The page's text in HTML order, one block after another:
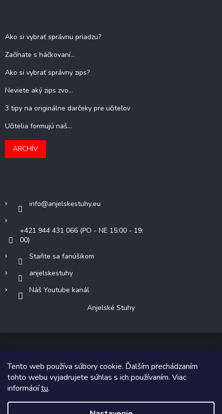
Tento web používa súbory cookie. Ďalším prechádzaním
tohto webu vyjadrujete súhlas s ich používaním. Viac
informáciítu.
Ako si vybrať správnu priadzu?
Začínate s háčkovaní...
Ako si vybrať správny zips?
Neviete aký zips zvo...
3 tipy na originálne darčeky pre učiteľov
Učitelia formujú naš...
ARCHÍV
info@anjelskestuhy.eu
+421 944 431 066 (PO - NE 15:00 - 19:
00)
Staňte sa fanúšikom
anjelskestuhy
Náš Youtube kanál
Anjelské Stuhy
Copyright 2026Anjelské Stuhy. Všetky práva vyhradené.
Grafický návrh vytvoril a na Shoptet implementoval
Shoptetak.cz.